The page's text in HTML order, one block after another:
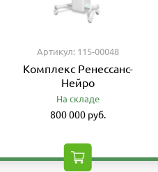
Артикул: 115-00048
Комплекс Ренессанс-
Нейро
На складе
800 000 руб.